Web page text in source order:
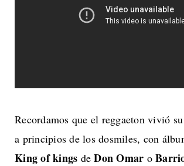
Recordamos que el reggaeton vivió
a principios de los dosmiles, con
King of kings deDon Omar o